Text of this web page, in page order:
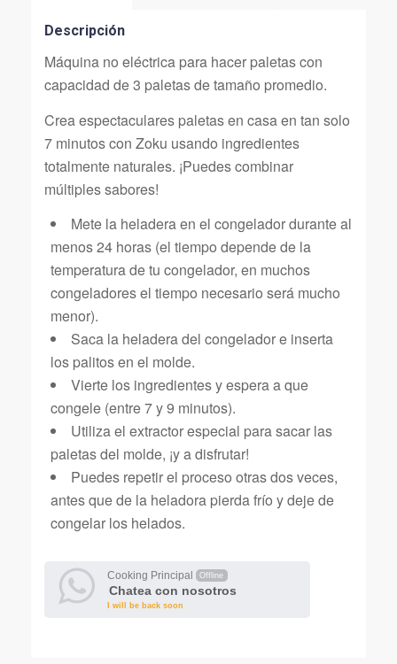
Descripción
Máquina no eléctrica para hacer paletas con
capacidad de 3 paletas de tamaño promedio.
Crea espectaculares paletas en casa en tan solo
7 minutos con Zoku usando ingredientes
totalmente naturales. ¡Puedes combinar
múltiples sabores!
Mete la heladera en el congelador durante al
menos 24 horas (el tiempo depende de la
temperatura de tu congelador, en muchos
congeladores el tiempo necesario será mucho
menor).
Saca la heladera del congelador e inserta
los palitos en el molde.
Vierte los ingredientes y espera a que
congele (entre 7 y 9 minutos).
Utiliza el extractor especial para sacar las
paletas del molde, ¡y a disfrutar!
Puedes repetir el proceso otras dos veces,
antes que de la heladora pierda frío y deje de
congelar los helados.
Cooking Principal Offline
Chatea con nosotros
I will be back soon